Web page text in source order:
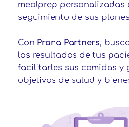
mealprep personalizadas
seguimiento de sus
Con Prana Partners,
los resultados de tus
facilitarles sus comidas y
objetivos de salud y